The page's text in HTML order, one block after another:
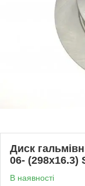
Диск
06- (298x16.3)
В наявності